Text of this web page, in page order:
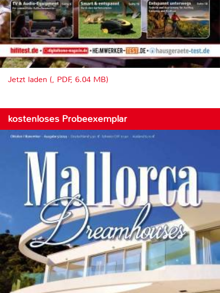
Jetzt laden (, PDF, 6.04 MB)
kostenloses Probeexemplar